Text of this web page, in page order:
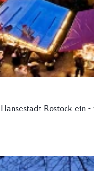
Rostock ein